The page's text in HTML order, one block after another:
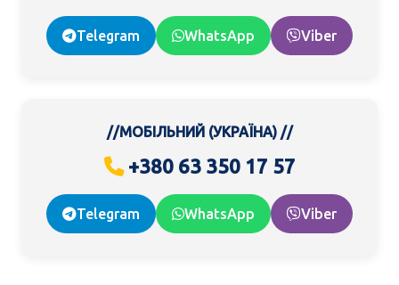
Telegram WhatsApp Viber
//МОБІЛЬНИЙ (УКРАЇНА) //
+380 63 350 17 57
Telegram WhatsApp Viber